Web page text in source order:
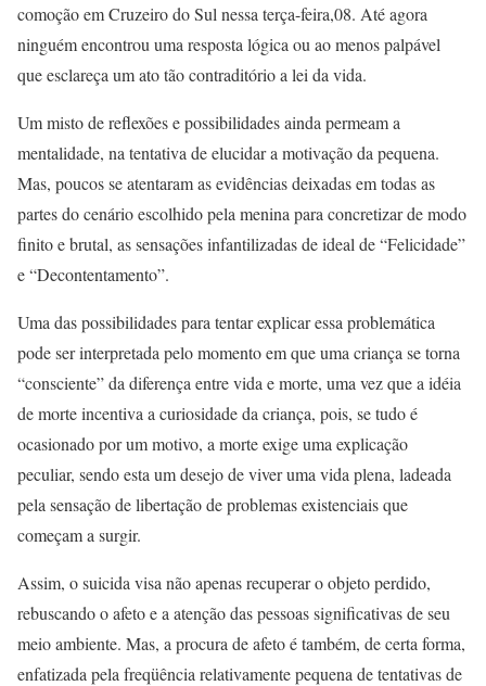
comoção em Cruzeiro do Sul nessa terça-feira,08. Até agora
ninguém encontrou uma resposta lógica ou ao menos palpável
que esclareça um ato tão contraditório a lei da vida.
Um misto de reflexões e possibilidades ainda permeam a
mentalidade, na tentativa de elucidar a motivação da pequena.
Mas, poucos se atentaram as evidências deixadas em todas as
partes do cenário escolhido pela menina para concretizar de modo
finito e brutal, as sensações infantilizadas de ideal de “Felicidade”
e “Decontentamento”.
Uma das possibilidades para tentar explicar essa problemática
pode ser interpretada pelo momento em que uma criança se torna
“consciente” da diferença entre vida e morte, uma vez que a idéia
de morte incentiva a curiosidade da criança, pois, se tudo é
ocasionado por um motivo, a morte exige uma explicação
peculiar, sendo esta um desejo de viver uma vida plena, ladeada
pela sensação de libertação de problemas existenciais que
começam a surgir.
Assim, o suicida visa não apenas recuperar o objeto perdido,
rebuscando o afeto e a atenção das pessoas significativas de seu
meio ambiente. Mas, a procura de afeto é também, de certa forma,
enfatizada pela freqüência relativamente pequena de tentativas de